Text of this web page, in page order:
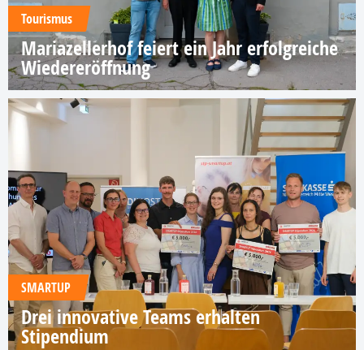
Tourismus
Mariazellerhof feiert ein Jahr erfolgreiche
Wiedereröffnung
SMARTUP
Drei innovative Teams erhalten
Stipendium